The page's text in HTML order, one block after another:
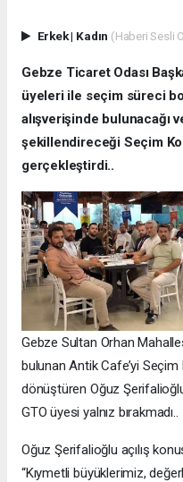
Erkek| Kadın (Haberi Sesli
Gebze Ticaret Odası
üyeleri ile seçim süreci
alışverişinde bulunacağı
şekillendireceği Seçim
gerçekleştirdi..
Gebze Sultan Orhan
bulunan Antik Cafe’yi
dönüştüren Oğuz
GTO üyesi yalnız bırakmadı..
Oğuz Şerifalioğlu açılış
“Kıymetli büyüklerimiz,